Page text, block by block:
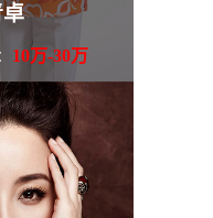
10万-30万
次参与演出向霖
不是为了爱
演葛鑫执导的、
乡春晓》扮演
个人资料